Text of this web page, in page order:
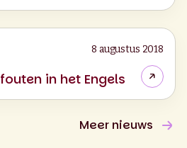
8 augustus 2018
in het Engels
Meer nieuws